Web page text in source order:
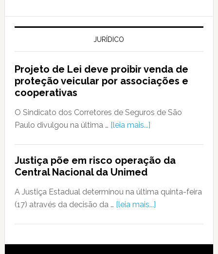
JURÍDICO
Projeto de Lei deve proibir venda de
proteção veicular por associações e
cooperativas
O Sindicato dos Corretores de Seguros de São
Paulo divulgou na última … [leia mais...]
Justiça põe em risco operação da
Central Nacional da Unimed
A Justiça Estadual determinou na última quinta-feira
(17) através da decisão da … [leia mais...]